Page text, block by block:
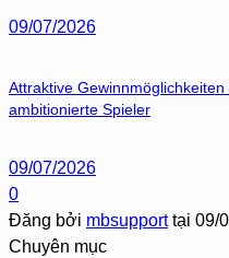
09/07/2026
Attraktive
ambitionierte Spieler
09/07/2026
0
Đăng bởi mbsupport tại 09/
Chuyên mục